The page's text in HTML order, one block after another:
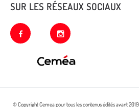
SUR LES RÉSEAUX SOCIAUX
facebook instagram
© Copyright Cemea pour tous les contenus édités avant 2019.